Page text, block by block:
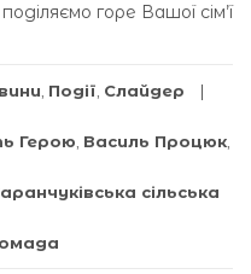
горе Вашої сім’ї
, Події, Слайдер
Герою, Василь Процюк,
сільська